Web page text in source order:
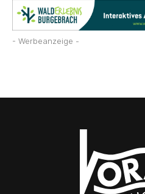
- Werbeanzeige -